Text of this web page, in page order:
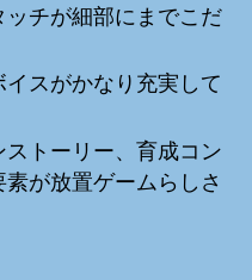
チが細部にまでこだ
スがかなり充実して
トーリー、育成コン
が放置ゲームらしさ